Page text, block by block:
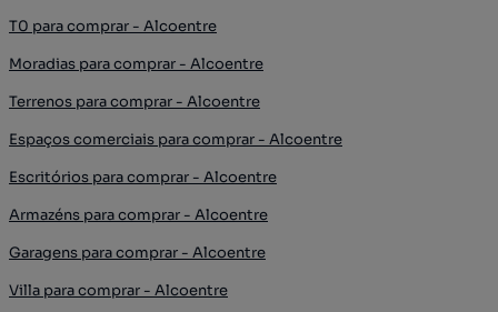
T0 para comprar - Alcoentre
Moradias para comprar - Alcoentre
Terrenos para comprar - Alcoentre
Espaços comerciais para comprar - Alcoentre
Escritórios para comprar - Alcoentre
Armazéns para comprar - Alcoentre
Garagens para comprar - Alcoentre
Villa para comprar - Alcoentre